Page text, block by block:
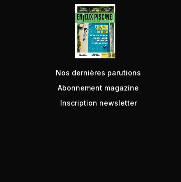
Nos dernières parutions
Abonnement magazine
Inscription newsletter